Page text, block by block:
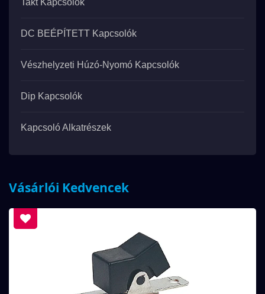
Takt Kapcsolók
DC BEÉPÍTETT Kapcsolók
Vészhelyzeti Húzó-Nyomó Kapcsolók
Dip Kapcsolók
Kapcsoló Alkatrészek
Vásárlói Kedvencek